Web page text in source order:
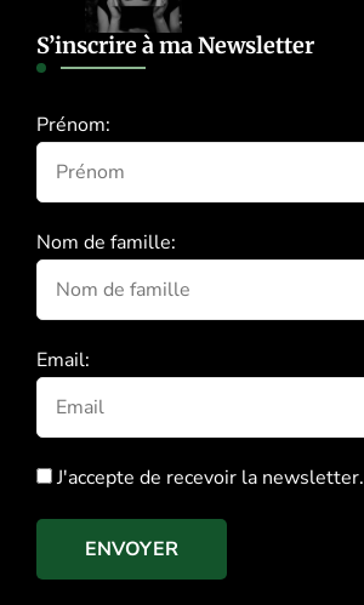
S’inscrire à ma Newsletter
Prénom:
Nom de famille:
Email:
J'accepte de recevoir la newsletter.
ENVOYER